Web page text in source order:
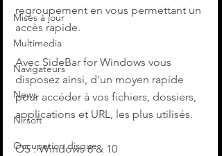
Mises à jour
Multimedia
Navigateurs
News
Nirsoft
Occupation disque
regroupement en vous permettant un
accès rapide.
Avec SideBar for Windows vous
disposez ainsi, d'un moyen rapide
pour accéder à vos fichiers, dossiers,
applications et URL, les plus utilisés.
OS : Windows 8 & 10